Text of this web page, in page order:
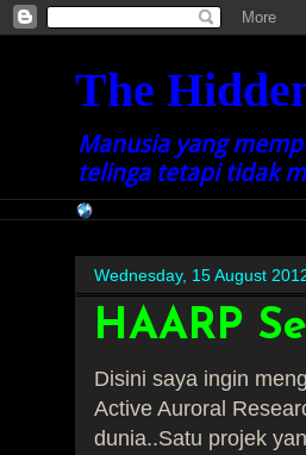
The
Manusia yang
telinga tetapi tidak
Wednesday, 15 August
HAARP
Disini saya ingin
Active Auroral
dunia..Satu projek